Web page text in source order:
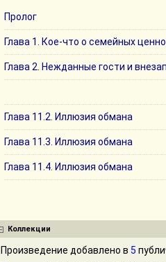
Пролог
Глава 1. Кое-что о семейных
Глава 2. Нежданные гости и
Глава 11.2. Иллюзия обмана
Глава 11.3. Иллюзия обмана
Глава 11.4. Иллюзия обмана
Коллекции
Произведение добавлено в 5